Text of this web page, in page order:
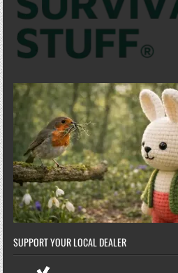
SUPPORT YOUR LOCAL DEALER